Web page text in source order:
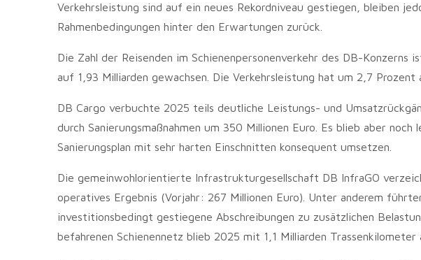
Verkehrsleistung sind auf ein neues Rekordniveau gestiegen, bleiben
Rahmenbedingungen hinter den Erwartungen zurück.
Die Zahl der Reisenden im Schienenpersonenverkehr des DB-
auf 1,93 Milliarden gewachsen. Die Verkehrsleistung hat um 2,7
DB Cargo verbuchte 2025 teils deutliche Leistungs- und
durch Sanierungsmaßnahmen um 350 Millionen Euro. Es blieb aber
Sanierungsplan mit sehr harten Einschnitten konsequent umsetzen.
Die gemeinwohlorientierte Infrastrukturgesellschaft DB InfraGO
operatives Ergebnis (Vorjahr: 267 Millionen Euro). Unter anderem
investitionsbedingt gestiegene Abschreibungen zu zusätzlichen
befahrenen Schienennetz blieb 2025 mit 1,1 Milliarden Trassenkilometer